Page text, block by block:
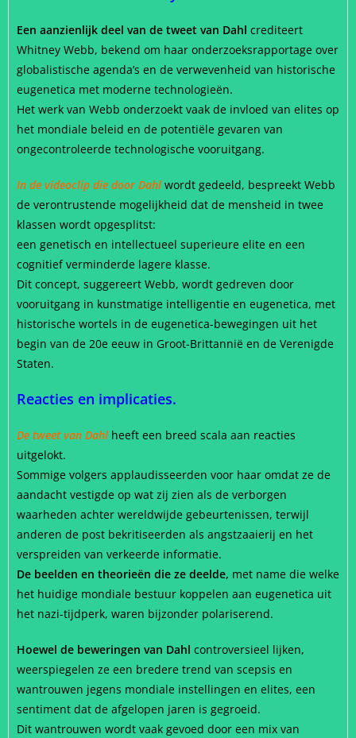
Een aanzienlijk deel van de tweet van Dahl crediteert
Whitney Webb, bekend om haar onderzoeksrapportage over
globalistische agenda’s en de verwevenheid van historische
eugenetica met moderne technologieën.
Het werk van Webb onderzoekt vaak de invloed van elites op
het mondiale beleid en de potentiële gevaren van
ongecontroleerde technologische vooruitgang.
In de videoclip die door Dahl wordt gedeeld, bespreekt Webb
de verontrustende mogelijkheid dat de mensheid in twee
klassen wordt opgesplitst:
een genetisch en intellectueel superieure elite en een
cognitief verminderde lagere klasse.
Dit concept, suggereert Webb, wordt gedreven door
vooruitgang in kunstmatige intelligentie en eugenetica, met
historische wortels in de eugenetica-bewegingen uit het
begin van de 20e eeuw in Groot-Brittannië en de Verenigde
Staten.
Reacties en implicaties.
De tweet van Dahl heeft een breed scala aan reacties
uitgelokt.
Sommige volgers applaudisseerden voor haar omdat ze de
aandacht vestigde op wat zij zien als de verborgen
waarheden achter wereldwijde gebeurtenissen, terwijl
anderen de post bekritiseerden als angstzaaierij en het
verspreiden van verkeerde informatie.
De beelden en theorieën die ze deelde, met name die welke
het huidige mondiale bestuur koppelen aan eugenetica uit
het nazi-tijdperk, waren bijzonder polariserend.
Hoewel de beweringen van Dahl controversieel lijken,
weerspiegelen ze een bredere trend van scepsis en
wantrouwen jegens mondiale instellingen en elites, een
sentiment dat de afgelopen jaren is gegroeid.
Dit wantrouwen wordt vaak gevoed door een mix van